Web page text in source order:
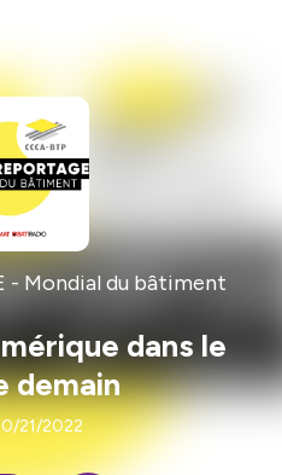
- Mondial du bâtiment
dans le
demain
21/2022